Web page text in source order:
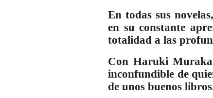
En todas sus
en su constante
totalidad a las
Con Haruki
inconfundible de
de unos buenos